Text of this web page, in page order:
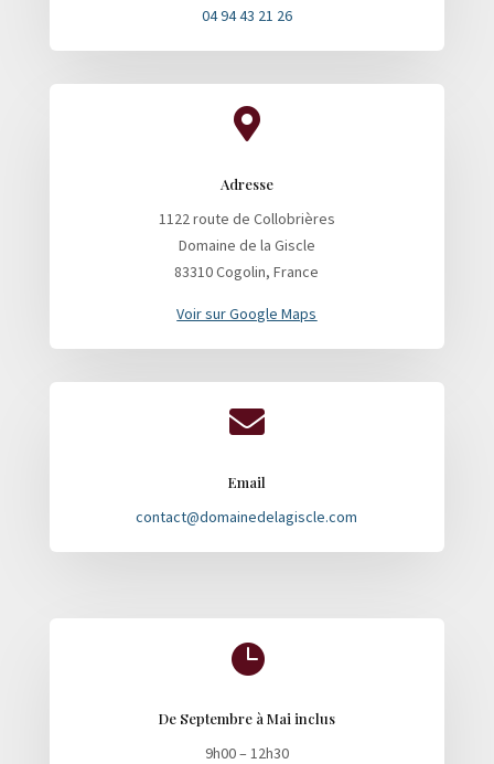
04 94 43 21 26

Adresse
1122 route de Collobrières
Domaine de la Giscle
83310 Cogolin, France
Voir sur Google Maps

Email
contact@domainedelagiscle.com

De Septembre à Mai inclus
9h00 – 12h30